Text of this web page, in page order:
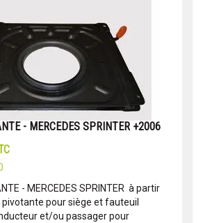
- MERCEDES SPRINTER +2006
- MERCEDES SPRINTER à partir
pour siège et fauteuil
et/ou passager pour